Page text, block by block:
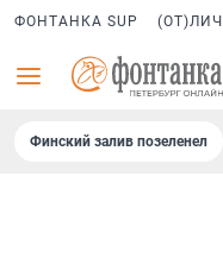
ФОНТАНКА SUP
Финский залив позеленел